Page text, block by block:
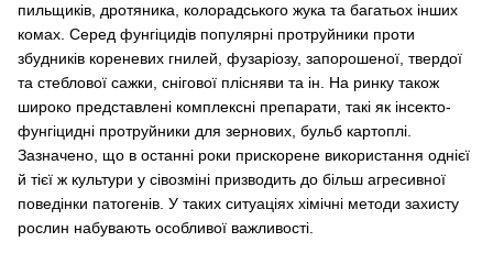
пильщиків, дротяника, колорадського жука та багатьох інших
комах. Серед фунгіцидів популярні протруйники проти
збудників кореневих гнилей, фузаріозу, запорошеної, твердої
та стеблової сажки, снігової плісняви ​​та ін. На ринку також
широко представлені комплексні препарати, такі як інсекто-
фунгіцидні протруйники для зернових, бульб картоплі.
Зазначено, що в останні роки прискорене використання однієї
й тієї ж культури у сівозміні призводить до більш агресивної
поведінки патогенів. У таких ситуаціях хімічні методи захисту
рослин набувають особливої ​​важливості.